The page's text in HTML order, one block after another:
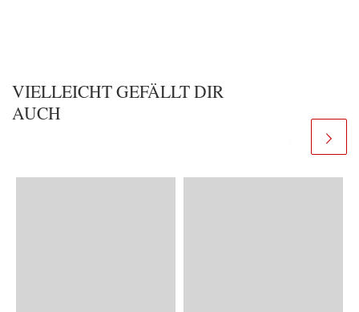
VIELLEICHT GEFÄLLT DIR
AUCH